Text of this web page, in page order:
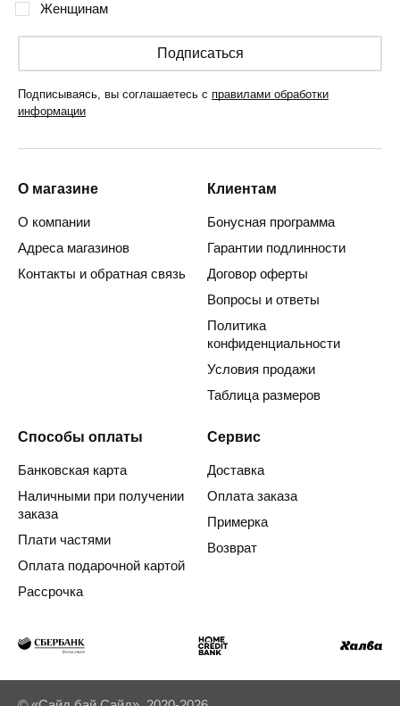
Женщинам
Подписаться
Подписываясь, вы соглашаетесь с правилами обработки
информации
О магазине
О компании
Адреса магазинов
Контакты и обратная связь
Клиентам
Бонусная программа
Гарантии подлинности
Договор оферты
Вопросы и ответы
Политика
конфиденциальности
Условия продажи
Таблица размеров
Способы оплаты
Банковская карта
Наличными при получении
заказа
Плати частями
Оплата подарочной картой
Рассрочка
Сервис
Доставка
Оплата заказа
Примерка
Возврат